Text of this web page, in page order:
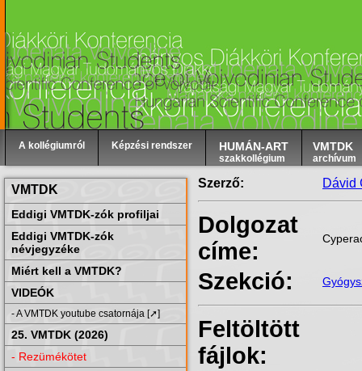
A kollégiumról Képzési rendszer HUMÁN-ART
szakkollégium
VMTDK
archívum
VMTDK
Eddigi VMTDK-zók profiljai
Eddigi VMTDK-zók
névjegyzéke
Miért kell a VMTDK?
VIDEÓK
- A VMTDK youtube csatornája [➚]
25. VMTDK (2026)
- Rezümékötet
Szerző: Dávid
Dolgozat
címe:
Szekció:
Feltöltött
fájlok: